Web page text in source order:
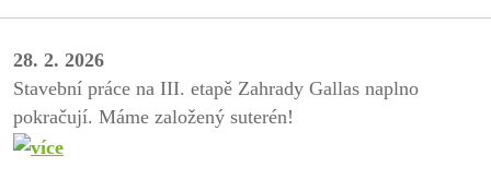
28. 2. 2026
Stavební práce na III. etapě Zahrady Gallas naplno
pokračují. Máme založený suterén!